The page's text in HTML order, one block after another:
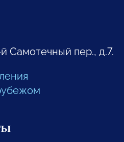
Самотечный пер., д.7.